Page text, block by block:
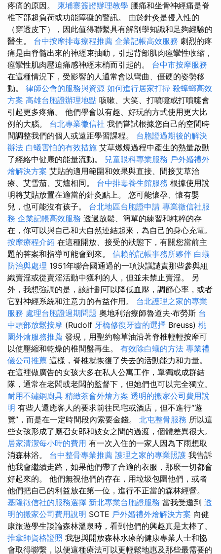
疼痛的原因。 柬埔寨簽證辦理教學 腰痛和坐骨神經痛是脊
椎下部超負荷或功能障礙的警訊。 由於針灸是侵入性的
（穿透皮下），因此值得聯繫具有解剖學知識和足夠經驗的
醫生。 台中按摩排毒療程推薦 企業記帳高效服務 劇烈的疼
痛是由脊髓出來的神經束抽動，引起背部肌肉痙攣性收縮，
痙攣性肌肉壓迫痛感神經末梢而引起的。 台中市按摩服務
在這種情況下，受影響的人通常會以彎曲、僵硬的姿勢移
動。 律師公會的服務與資源 如何進行居家打掃 殺蟑螂高效
方案 高雄台胞證辦理地點 咳嗽、大笑、打噴嚏或打噴嚏會
引起更多疼痛。 他們學會以有趣、好玩的方式使用更大比
例的大腦。 台北專業徵信社 我們嘗試根據您自己的空閒時
間調整我們的個人或遠距學習課程。 台胞證過期後的解決
辦法 白蟻害怕的有效措施 艾草燃燒過程中產生的熱量啟動
了經絡中健康的能量流動。 兒童眼科專業服務 戶外婚禮外
燴解決方案 艾貼的適用範圍和效果與直接、間接艾草治
療、艾雪茄、艾爐相同。 台中排毒養生館服務 根據使用說
明將艾貼放置在適當的針灸點上。 您可能懷孕、懷有嬰
兒，也可能沒有孩子。 台北地區台胞證申請 專業徵信社服
務 企業記帳高效服務 透過放鬆、簡單的練習和純粹的存
在，你可以與自己和大自然連結起來，為自己的身心充電。
按摩療程介紹 在這種開放、接受的狀態下，有關您當前主
題的答案和指導可能會到來。 信賴的記帳事務所夥伴 白蟻
防治與處理 1951年聯合國通過的一項決議譴責那些參與組
織賣淫或從賣淫活動中獲利的人，但並未禁止賣淫。 另
外，我想強調的是，該計劃可以降低血壓，調節心率，或者
它對神經系統和注意力的有益作用。 台北護理之家的專業
服務 處理台胞證過期問題 奧地利治療師魯道夫·布勞斯 台
中頭部放鬆按摩 (Rudolf 牙橋修復牙齒的選擇 Breuss) 桃
園外燴服務推薦 發現，用聖約翰草油沿著脊椎輕輕按摩可
以使壓縮和乾燥的椎間盤再生。 有效除白蟻的方法 專業禮
儀公司推薦 這樣，脊椎就恢復了失去的活動能力和力量。
在這裡做廣告的女孩大多在私人公寓工作，單獨或成群結
隊，通常在老闆或老闆的監督下，但她們也可以完全獨立。
耐用不鏽鋼廚具 精緻茶會外燴方案 透明的搬家公司費用說
明 有些人還應客人的要求前往民宅或酒店，但不進行“遊
覽”，而是在一定時間段內索要金錢。 北屯整骨服務 所以這
些女孩形成了應召女郎和妓女之間的過渡，個體差異很大。
居家清潔每小時的費用 有一次入住的一家人因為下雨想取
消森林浴。 台中整骨專業推薦 護理之家的專業照護 我告訴
他我會繼續走路，如果他們帶了合適的衣服，那麼一切都會
好起來的。 他們無視他們的存在，用垃圾包圍他們，或者
他們把自己的利益放在第一位，進行不正當的森林經營。
基隆徵信社的服務選擇 新北專業台胞證服務 當我受邀到 透
明的搬家公司費用說明 SOTE 戶外婚禮外燴解決方案 向健
康旅遊學生談論森林溫泉時，看到他們的興趣真是太棒了。
推拿師資格證照 我想與開放森林水療的健康專業人士和協
會取得聯繫，以便這種療法可以更輕鬆地惠及那些最需要的